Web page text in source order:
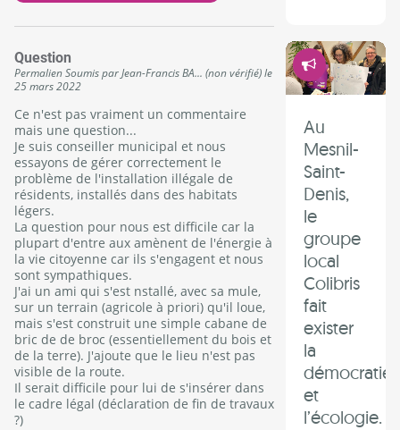
Au
Mesnil-
Saint-
Denis,
le
groupe
local
Colibris
fait
exister
la
démocratie
et
l’écologie.
Question
PermalienSoumis parJean-Francis BA... (non vérifié)le
25 mars 2022
Ce n'est pas vraiment un commentaire
mais une question...
Je suis conseiller municipal et nous
essayons de gérer correctement le
problème de l'installation illégale de
résidents, installés dans des habitats
légers.
La question pour nous est difficile car la
plupart d'entre aux amènent de l'énergie à
la vie citoyenne car ils s'engagent et nous
sont sympathiques.
J'ai un ami qui s'est nstallé, avec sa mule,
sur un terrain (agricole à priori) qu'il loue,
mais s'est construit une simple cabane de
bric de de broc (essentiellement du bois et
de la terre). J'ajoute que le lieu n'est pas
visible de la route.
Il serait difficile pour lui de s'insérer dans
le cadre légal (déclaration de fin de travaux
?)